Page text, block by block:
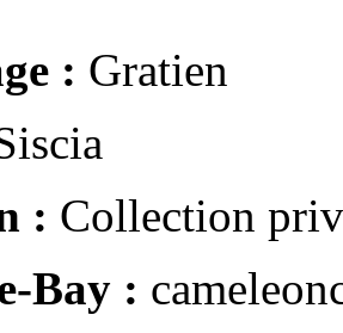
: Gratien
: Collection
Bay :